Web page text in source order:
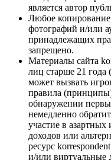
является автор
Любое
фотографий и/или
принадлежащих
запрещено.
Материалы сайта
лиц старше 21 года
может вызвать
правила
обнаружении
немедленно
участие в азартных
доходов или
ресурс
и/или виртуальные